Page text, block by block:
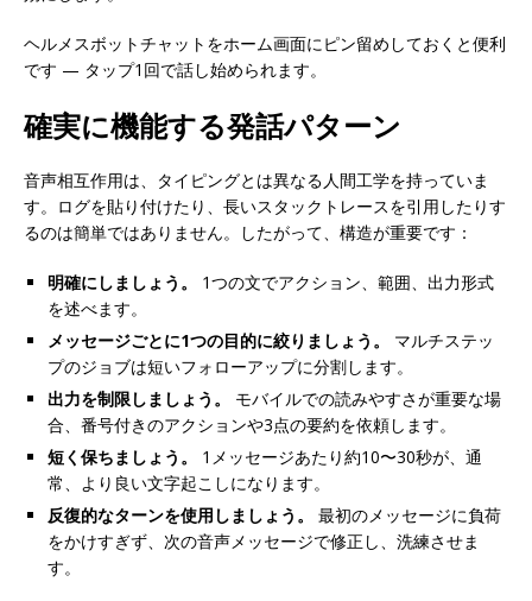
ヘルメスボットチャットをホーム画面にピン留めしておくと便利
です — タップ1回で話し始められます。
確実に機能する発話パターン
音声相互作用は、タイピングとは異なる人間工学を持っていま
す。ログを貼り付けたり、長いスタックトレースを引用したりす
るのは簡単ではありません。したがって、構造が重要です：
明確にしましょう。
1つの文でアクション、範囲、出力形式
を述べます。
メッセージごとに1つの目的に絞りましょう。
マルチステッ
プのジョブは短いフォローアップに分割します。
出力を制限しましょう。
モバイルでの読みやすさが重要な場
合、番号付きのアクションや3点の要約を依頼します。
短く保ちましょう。
1メッセージあたり約10〜30秒が、通
常、より良い文字起こしになります。
反復的なターンを使用しましょう。
最初のメッセージに負荷
をかけすぎず、次の音声メッセージで修正し、洗練させま
す。